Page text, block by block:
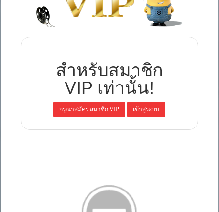
สำหรับสมาชิก
VIP เท่านั้น!